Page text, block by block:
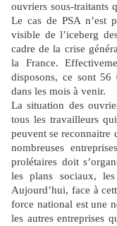
ouvriers sous-traitants
Le cas de PSA n’est
visible de l’iceberg
cadre de la crise
la France.
disposons, ce sont 56
dans les mois à venir.
La situation des
tous les travailleurs
peuvent se reconnaitre
nombreuses
prolétaires doit
les plans sociaux,
Aujourd’hui, face à
force national est une
les autres entreprises